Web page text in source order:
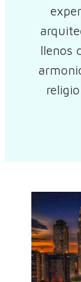
llenos